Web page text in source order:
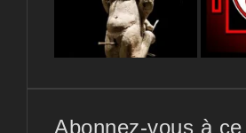
Abonnez-vous à